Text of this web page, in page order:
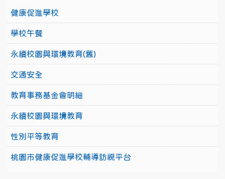
健康促進學校
學校午餐
永續校園與環境教育(舊)
交通安全
教育事務基金會明細
永續校園與環境教育
性別平等教育
桃園市健康促進學校輔導訪視平台